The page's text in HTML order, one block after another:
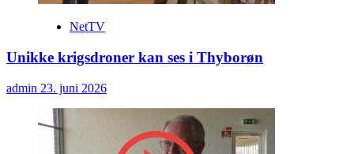
NetTV
Unikke krigsdroner kan ses i Thyborøn
admin 23. juni 2026